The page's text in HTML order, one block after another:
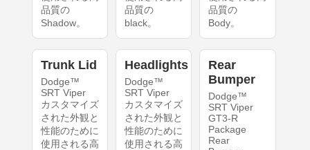
品質の
Shadow。
品質の
black。
品質の
Body。
Trunk Lid
Dodge™
SRT Viper
カスタマイズ
された外観と
性能のために
使用される高
Headlights
Dodge™
SRT Viper
カスタマイズ
された外観と
性能のために
使用される高
Rear
Bumper
Dodge™
SRT Viper
GT3-R
Package
Rear